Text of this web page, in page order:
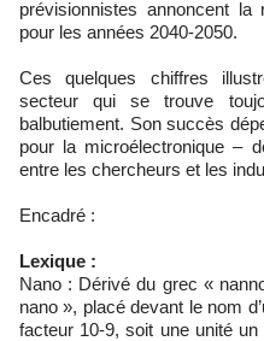
prévisionnistes annoncent la
pour les années 2040-2050.
Ces quelques chiffres
secteur qui se trouve
balbutiement. Son succès
pour la microélectronique –
entre les chercheurs et les
Encadré :
Lexique :
Nano : Dérivé du grec «
nano », placé devant le nom
facteur 10-9, soit une unité